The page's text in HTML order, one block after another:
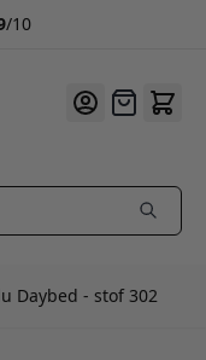
/10
Offerte
Daybed - stof 302